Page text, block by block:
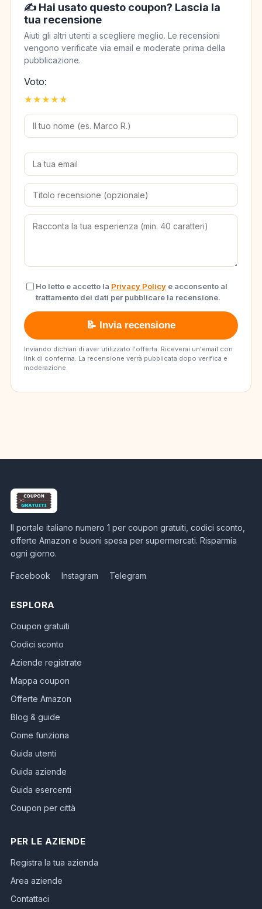
✍️ Hai usato questo coupon? Lascia la
tua recensione
Aiuti gli altri utenti a scegliere meglio. Le recensioni
vengono verificate via email e moderate prima della
pubblicazione.
Voto:
★
★
★
★
★
Ho letto e accetto la Privacy Policy e acconsento al
trattamento dei dati per pubblicare la recensione.
📝 Invia recensione
Inviando dichiari di aver utilizzato l'offerta. Riceverai un'email con
link di conferma. La recensione verrà pubblicata dopo verifica e
moderazione.
Il portale italiano numero 1 per coupon gratuiti, codici sconto,
offerte Amazon e buoni spesa per supermercati. Risparmia
ogni giorno.
Facebook Instagram Telegram
ESPLORA
Coupon gratuiti
Codici sconto
Aziende registrate
Mappa coupon
Offerte Amazon
Blog & guide
Come funziona
Guida utenti
Guida aziende
Guida esercenti
Coupon per città
PER LE AZIENDE
Registra la tua azienda
Area aziende
Contattaci